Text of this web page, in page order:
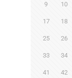
9 10
17 18
25 26
33 34
41 42